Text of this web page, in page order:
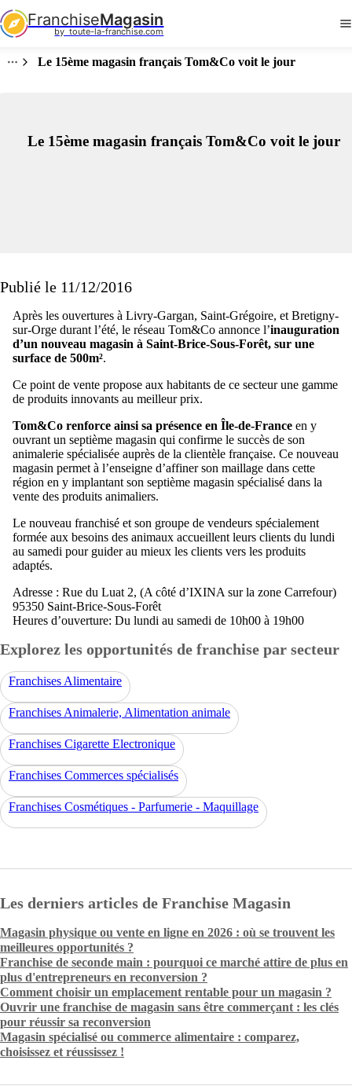
FranchiseMagasin
by  toute-la-franchise.com
Le 15ème magasin français Tom&Co voit le jour
Le 15ème magasin français Tom&Co voit le jour
Publié le 11/12/2016
Après les ouvertures à Livry-Gargan, Saint-Grégoire, et Bretigny-
sur-Orge durant l’été, le réseau Tom&Co annonce l’inauguration
d’un nouveau magasin à Saint-Brice-Sous-Forêt, sur une
surface de 500m².
Ce point de vente propose aux habitants de ce secteur une gamme
de produits innovants au meilleur prix.
Tom&Co renforce ainsi sa présence en Île-de-France en y
ouvrant un septième magasin qui confirme le succès de son
animalerie spécialisée auprès de la clientèle française. Ce nouveau
magasin permet à l’enseigne d’affiner son maillage dans cette
région en y implantant son septième magasin spécialisé dans la
vente des produits animaliers.
Le nouveau franchisé et son groupe de vendeurs spécialement
formée aux besoins des animaux accueillent leurs clients du lundi
au samedi pour guider au mieux les clients vers les produits
adaptés.
Adresse : Rue du Luat 2, (A côté d’IXINA sur la zone Carrefour)
95350 Saint-Brice-Sous-Forêt
Heures d’ouverture: Du lundi au samedi de 10h00 à 19h00
Explorez les opportunités de franchise par secteur
Franchises Alimentaire
Franchises Animalerie, Alimentation animale
Franchises Cigarette Electronique
Franchises Commerces spécialisés
Franchises Cosmétiques - Parfumerie - Maquillage
Les derniers articles de Franchise Magasin
Magasin physique ou vente en ligne en 2026 : où se trouvent les
meilleures opportunités ?
Franchise de seconde main : pourquoi ce marché attire de plus en
plus d'entrepreneurs en reconversion ?
Comment choisir un emplacement rentable pour un magasin ?
Ouvrir une franchise de magasin sans être commerçant : les clés
pour réussir sa reconversion
Magasin spécialisé ou commerce alimentaire : comparez,
choisissez et réussissez !